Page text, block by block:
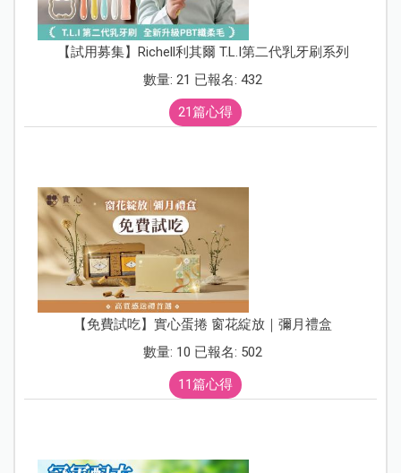
【試用募集】Richell利其爾 T.L.I第二代乳牙刷系列
數量: 21 已報名: 432
21篇心得
【免費試吃】實心蛋捲 窗花綻放｜彌月禮盒
數量: 10 已報名: 502
11篇心得